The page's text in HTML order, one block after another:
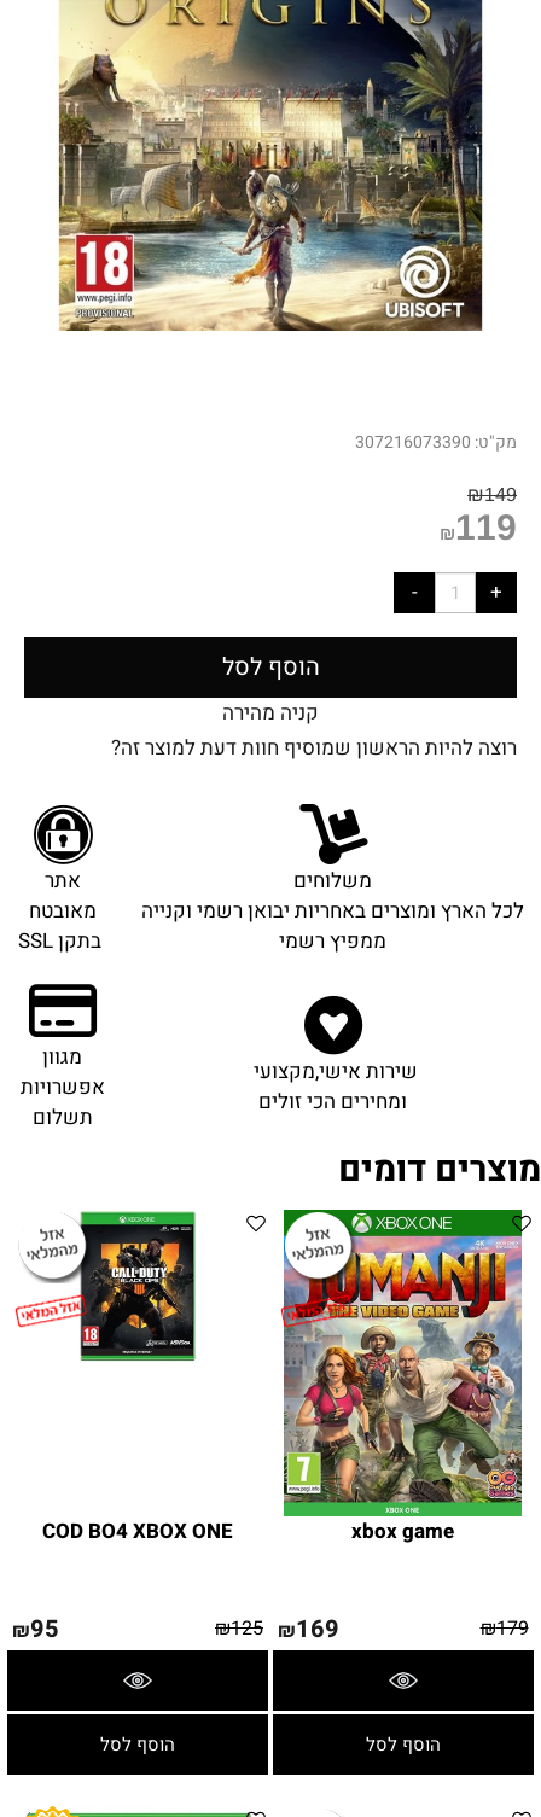
מק"ט: 307216073390
₪149
₪119
הוסף לסל
קניה מהירה
רוצה להיות הראשון שמוסיף חוות דעת למוצר זה?
משלוחים
לכל הארץ ומוצרים באחריות יבואן רשמי וקנייה
ממפיץ רשמי
אתר
מאובטח
בתקן SSL
שירות אישי,מקצועי
ומחירים הכי זולים
מגוון
אפשרויות
תשלום
מוצרים דומים
xbox game
₪179
₪169
הוסף לסל
COD BO4 XBOX ONE
₪125
₪95
הוסף לסל